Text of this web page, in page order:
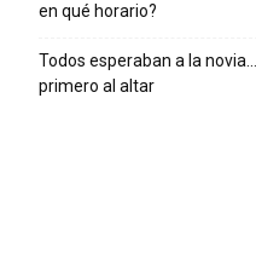
en qué horario?
Todos esperaban a la
primero al altar